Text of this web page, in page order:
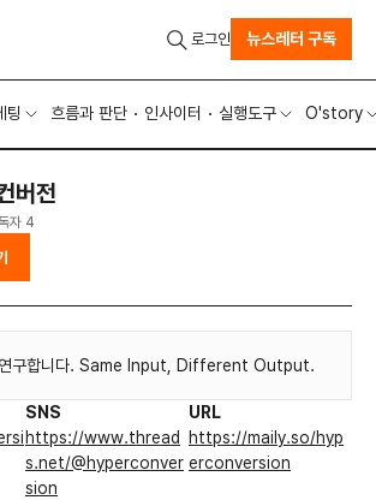
팅 흐름과 판단 인사이터 실행도구 O'story
로그인 뉴스레터 구독
버전
자 4
연구합니다. Same Input, Different Output.
SNS
https://www.thread
s.net/@hyperconver
sion
URL
https://maily.so/hyp
erconversion